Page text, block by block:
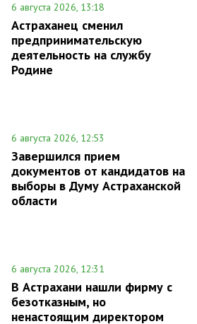
6 августа 2026, 13:18
Астраханец сменил
предпринимательскую
деятельность на службу
Родине
6 августа 2026, 12:53
Завершился прием
документов от кандидатов на
выборы в Думу Астраханской
области
6 августа 2026, 12:31
В Астрахани нашли фирму с
безотказным, но
ненастоящим директором